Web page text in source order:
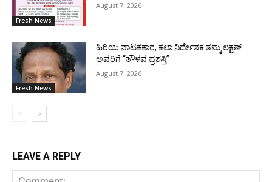
Fresh News
August 7, 2026
Fresh News
ಹಿರಿಯ ನಾಟಕಕಾರ, ಕಲಾ ನಿರ್ದೇಶಕ ತಮ್ಮ ಲಕ್ಷಣ್
ಅವರಿಗೆ “ತೌಳವ ಪ್ರಶಸ್ತಿ”
August 7, 2026
LEAVE A REPLY